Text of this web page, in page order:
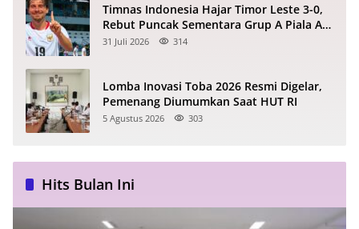
Timnas Indonesia Hajar Timor Leste 3-0,
Rebut Puncak Sementara Grup A Piala AFF
2026
31 Juli 2026 314
Lomba Inovasi Toba 2026 Resmi Digelar,
Pemenang Diumumkan Saat HUT RI
5 Agustus 2026 303
Hits Bulan Ini